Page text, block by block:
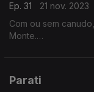
Ep. 31
21 nov. 2023
Com ou sem
Monte.
Parati